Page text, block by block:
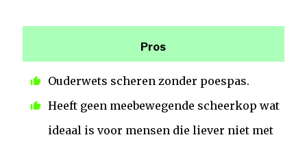
Pros
Ouderwets scheren zonder poespas.
Heeft geen meebewegende scheerkop wat
ideaal is voor mensen die liever niet met